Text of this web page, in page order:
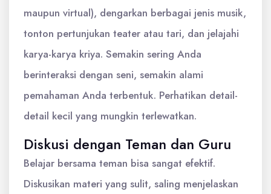
maupun virtual), dengarkan berbagai jenis musik,
tonton pertunjukan teater atau tari, dan jelajahi
karya-karya kriya. Semakin sering Anda
berinteraksi dengan seni, semakin alami
pemahaman Anda terbentuk. Perhatikan detail-
detail kecil yang mungkin terlewatkan.
Diskusi dengan Teman dan Guru
Belajar bersama teman bisa sangat efektif.
Diskusikan materi yang sulit, saling menjelaskan